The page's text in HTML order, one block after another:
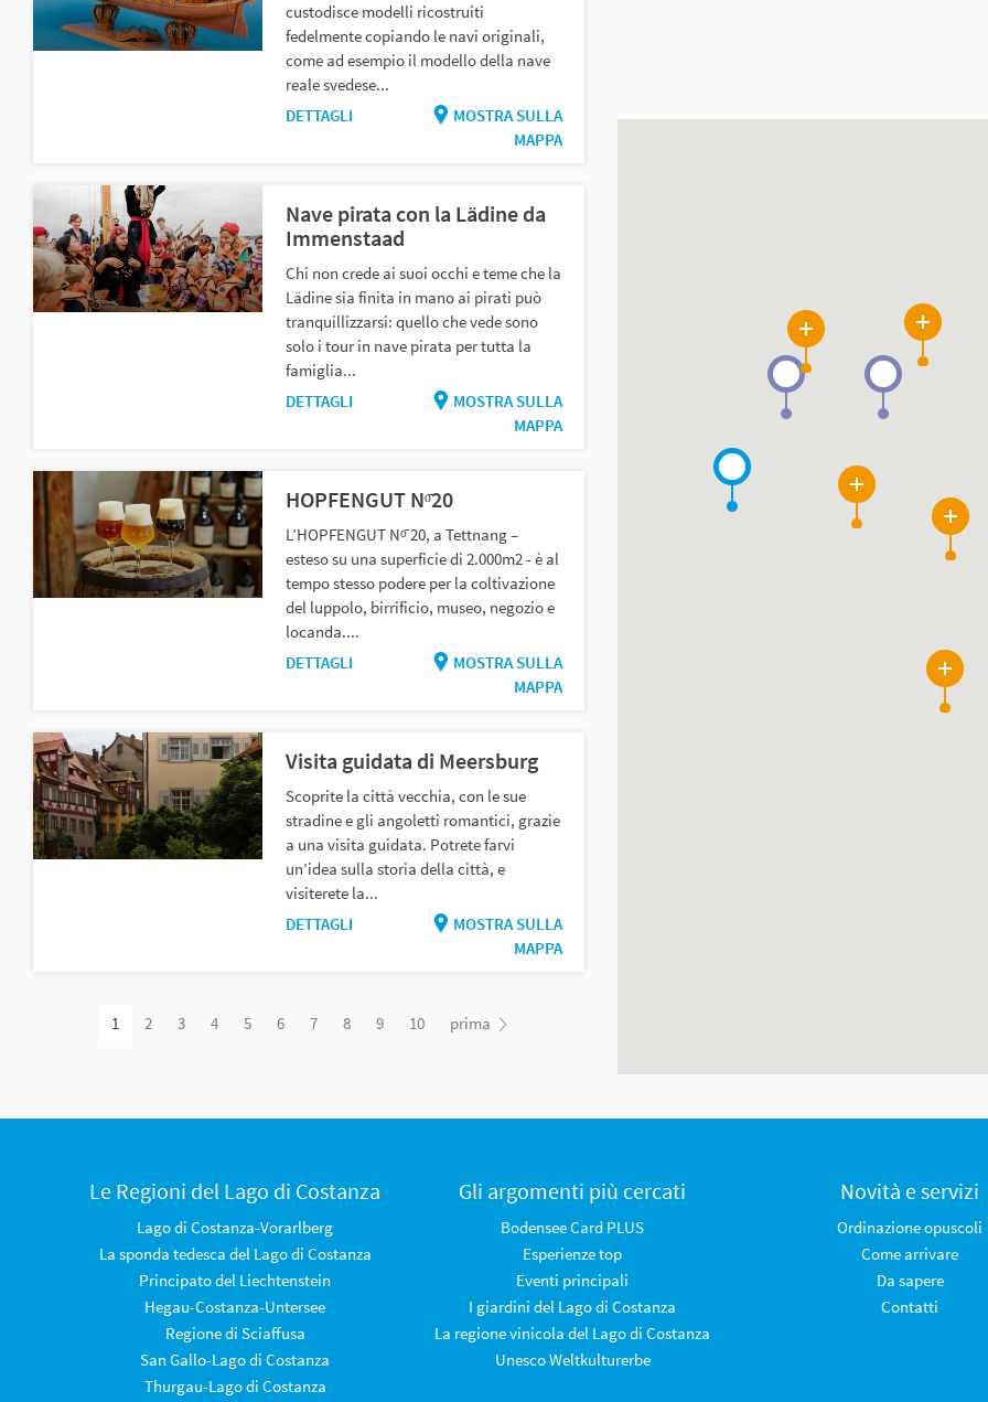
custodisce modelli ricostruiti
fedelmente copiando le navi originali,
come ad esempio il modello della nave
reale svedese...
DETTAGLI
MOSTRA SULLA
MAPPA
Nave pirata con la Lädine da
Immenstaad
Chi non crede ai suoi occhi e teme che la
Lädine sia finita in mano ai pirati può
tranquillizzarsi: quello che vede sono
solo i tour in nave pirata per tutta la
famiglia...
DETTAGLI
MOSTRA SULLA
MAPPA
HOPFENGUT Nᵒ̄20
L’HOPFENGUT Nᵒ̄ 20, a Tettnang –
esteso su una superficie di 2.000m2 - è al
tempo stesso podere per la coltivazione
del luppolo, birrificio, museo, negozio e
locanda....
DETTAGLI
MOSTRA SULLA
MAPPA
Visita guidata di Meersburg
Scoprite la città vecchia, con le sue
stradine e gli angoletti romantici, grazie
a una visita guidata. Potrete farvi
un’idea sulla storia della città, e
visiterete la...
DETTAGLI
MOSTRA SULLA
MAPPA
1 2 3 4 5 6 7 8 9 10 prima
Le Regioni del Lago di Costanza
Lago di Costanza-Vorarlberg
La sponda tedesca del Lago di Costanza
Principato del Liechtenstein
Hegau-Costanza-Untersee
Regione di Sciaffusa
San Gallo-Lago di Costanza
Thurgau-Lago di Costanza
Gli argomenti più cercati
Bodensee Card PLUS
Esperienze top
Eventi principali
I giardini del Lago di Costanza
La regione vinicola del Lago di Costanza
Unesco Weltkulturerbe
Novità e servizi
Ordinazione opuscoli
Come arrivare
Da sapere
Contatti